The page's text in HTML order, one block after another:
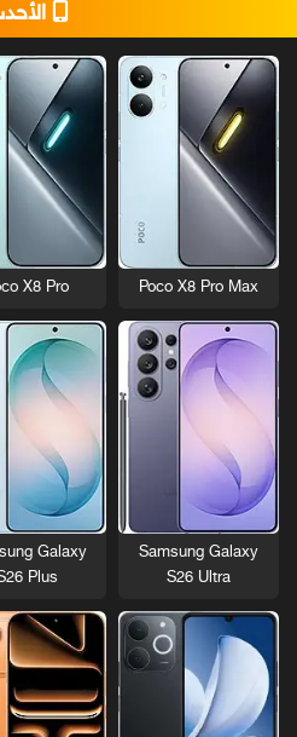
Poco X8 Pro Max
X8 Pro
Samsung Galaxy
S26 Ultra
Galaxy
Plus